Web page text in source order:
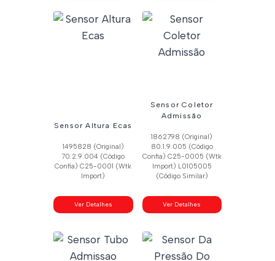
Sensor Altura Ecas
1495828 (Original)
70.2.9.004 (Código
Confia) C25-0001 (Wtk
Import)
Ver Detalhes
Sensor Coletor
Admissão
1862798 (Original)
80.1.9.005 (Código
Confia) C25-0005 (Wtk
Import) L0105005
(Código Similar)
Ver Detalhes